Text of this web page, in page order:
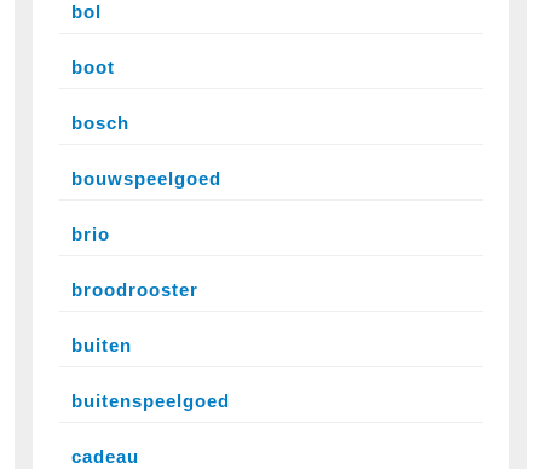
bol
boot
bosch
bouwspeelgoed
brio
broodrooster
buiten
buitenspeelgoed
cadeau